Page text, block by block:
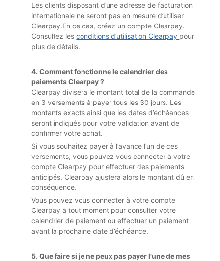
Les clients disposant d’une adresse de facturation
internationale ne seront pas en mesure d’utiliser
Clearpay.En ce cas, créez un compte Clearpay.
Consultez lesconditions d’utilisation Clearpay pour
plus de détails.
4. Comment fonctionne le calendrier des
paiements Clearpay ?
Clearpay divisera le montant total de la commande
en 3 versements à payer tous les 30 jours. Les
montants exacts ainsi que les dates d’échéances
seront indiqués pour votre validation avant de
confirmer votre achat.
Si vous souhaitez payer à l’avance l’un de ces
versements, vous pouvez vous connecter à votre
compte Clearpay pour effectuer des paiements
anticipés. Clearpay ajustera alors le montant dû en
conséquence.
Vous pouvez vous connecter à votre compte
Clearpay à tout moment pour consulter votre
calendrier de paiement ou effectuer un paiement
avant la prochaine date d’échéance.
5. Que faire si je ne peux pas payer l'une de mes